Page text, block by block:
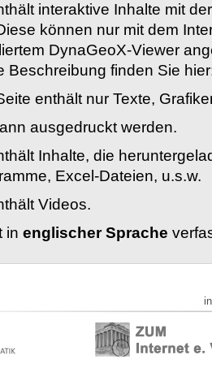
interaktive Inhalte mit
können nur mit dem
DynaGeoX-Viewer
Beschreibung finden Sie
enthält nur Texte,
ausgedruckt werden.
Inhalte, die
Excel-Dateien, u.s.w.
Videos.
in englischer Sprache